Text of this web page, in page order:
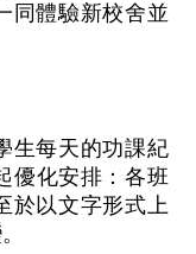
同體驗新校舍並
生每天的功課紀
優化安排：各班
於以文字形式上